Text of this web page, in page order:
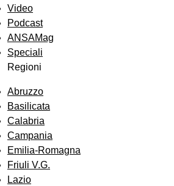
Video
Podcast
ANSAMag
Speciali
Regioni
Abruzzo
Basilicata
Calabria
Campania
Emilia-Romagna
Friuli V.G.
Lazio